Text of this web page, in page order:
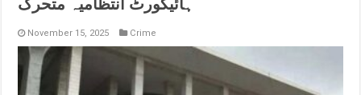
ہائیکورٹ انتظامیہ متحرک
November 15, 2025 Crime